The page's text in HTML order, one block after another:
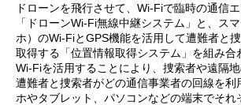
ドローンを飛行させて、Wi-Fiで臨時の通信
「ドローンWi-Fi無線中継システム」と、ス
ホ）のWi-FiとGPS機能を活用して遭難者と
取得する「位置情報取得システム」を組み合
Wi-Fiを活用することにより、捜索者や遠隔地
遭難者と捜索者がどの通信事業者の回線を利
ホやタブレット、パソコンなどの端末でそれ